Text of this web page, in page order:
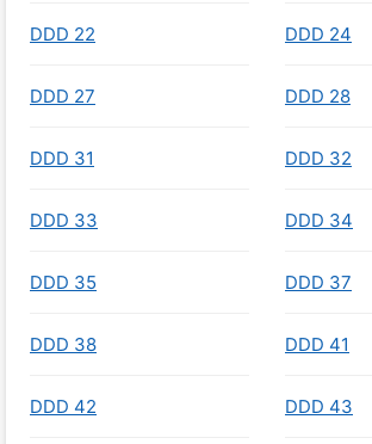
DDD 22 DDD 24
DDD 27 DDD 28
DDD 31 DDD 32
DDD 33 DDD 34
DDD 35 DDD 37
DDD 38 DDD 41
DDD 42 DDD 43